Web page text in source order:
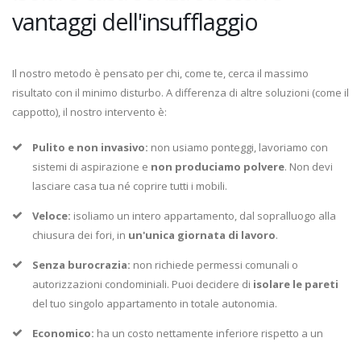
vantaggi dell'insufflaggio
Il nostro metodo è pensato per chi, come te, cerca il massimo
risultato con il minimo disturbo. A differenza di altre soluzioni (come il
cappotto), il nostro intervento è:
Pulito e non invasivo: non usiamo ponteggi, lavoriamo con
sistemi di aspirazione e non produciamo polvere. Non devi
lasciare casa tua né coprire tutti i mobili.
Veloce: isoliamo un intero appartamento, dal sopralluogo alla
chiusura dei fori, in un'unica giornata di lavoro.
Senza burocrazia: non richiede permessi comunali o
autorizzazioni condominiali. Puoi decidere di isolare le pareti
del tuo singolo appartamento in totale autonomia.
Economico: ha un costo nettamente inferiore rispetto a un